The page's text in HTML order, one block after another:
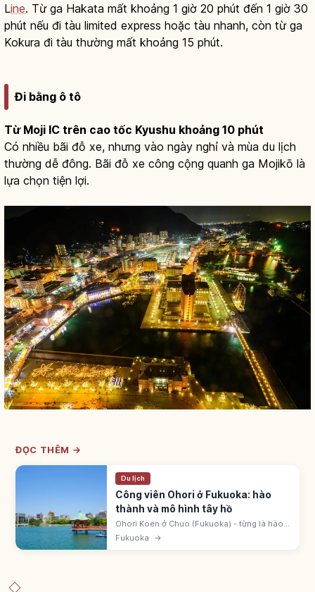
Line. Từ ga Hakata mất khoảng 1 giờ 20 phút đến 1 giờ 30
phút nếu đi tàu limited express hoặc tàu nhanh, còn từ ga
Kokura đi tàu thường mất khoảng 15 phút.
Đi bằng ô tô
Từ Moji IC trên cao tốc Kyushu khoảng 10 phút
Có nhiều bãi đỗ xe, nhưng vào ngày nghỉ và mùa du lịch
thường dễ đông. Bãi đỗ xe công cộng quanh ga Mojikō là
lựa chọn tiện lợi.
ĐỌC THÊM →
Du lịch
Công viên Ohori ở Fukuoka: hào
thành và mô hình tây hồ
Ohori Koen ở Chuo (Fukuoka) - từng là hào
ngoài thành Fukuoka. Mở 1929 mô hình Tây
Fukuoka →